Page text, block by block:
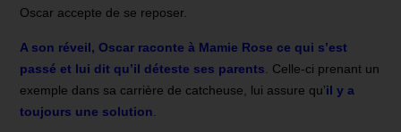
Oscar accepte de se reposer.
A son réveil, Oscar raconte à Mamie Rose ce qui s’est
passé et lui dit qu’il déteste ses parents. Celle-ci prenant un
exemple dans sa carrière de catcheuse, lui assure qu’il y a
toujours une solution.